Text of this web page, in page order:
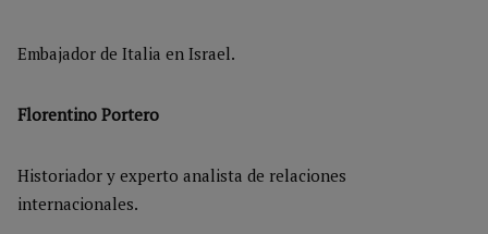
Embajador de Italia en Israel.
Florentino Portero
Historiador y experto analista de relaciones
internacionales.